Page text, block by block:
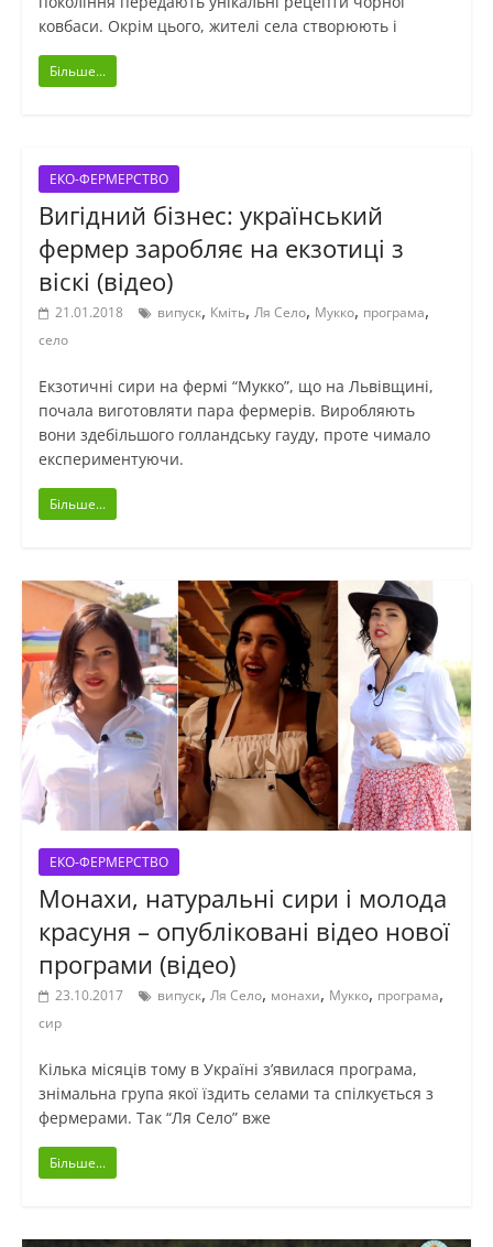
ковбаси. Окрім цього, жителі села створюють і
Більше...
ЕКО-ФЕРМЕРСТВО
Вигідний бізнес: український
фермер заробляє на екзотиці з
віскі (відео)
21.01.2018 випуск, Кміть, Ля Село, Мукко, програма,
село
Екзотичні сири на фермі “Мукко”, що на Львівщині,
почала виготовляти пара фермерів. Виробляють
вони здебільшого голландську гауду, проте чимало
експериментуючи.
Більше...
ЕКО-ФЕРМЕРСТВО
Монахи, натуральні сири і молода
красуня – опубліковані відео нової
програми (відео)
23.10.2017 випуск, Ля Село, монахи, Мукко, програма,
сир
Кілька місяців тому в Україні з’явилася програма,
знімальна група якої їздить селами та спілкується з
фермерами. Так “Ля Село” вже
Більше...